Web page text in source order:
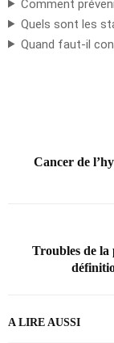
Comment
Quels sont les
Quand faut-il
Cancer de
Troubles de la
A LIRE AUSSI